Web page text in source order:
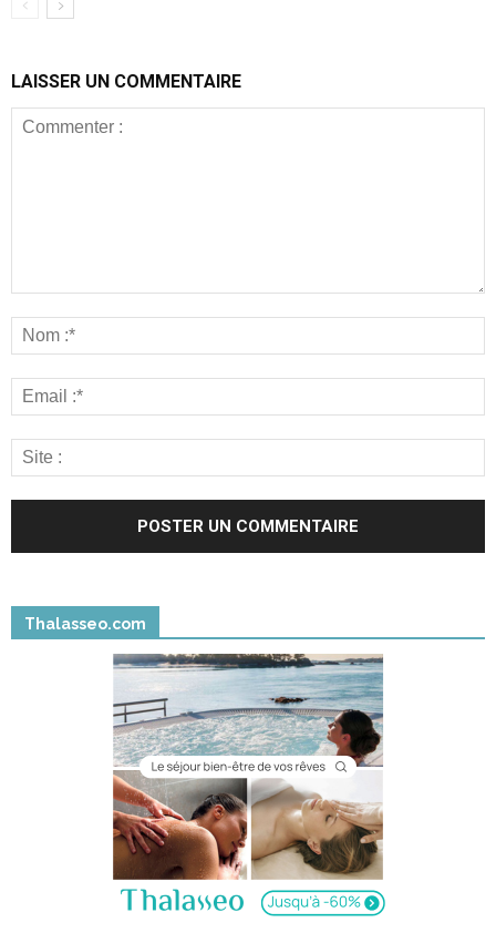
LAISSER UN COMMENTAIRE
Thalasseo.com